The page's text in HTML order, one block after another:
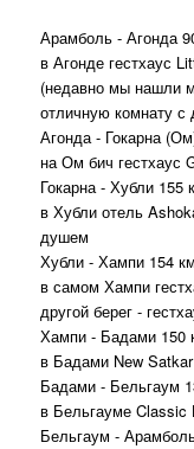
Арамболь - Агонда
в Агонде гестхаус
(недавно мы нашли
отличную комнату
Агонда - Гокарна
на Ом бич гестхаус
Гокарна - Хубли 155
в Хубли отель
душем
Хубли - Хампи 154 км
в самом Хампи
другой берег -
Хампи - Бадами 150
в Бадами New
Бадами - Бельгаум
в Бельгауме Classic
Бельгаум -